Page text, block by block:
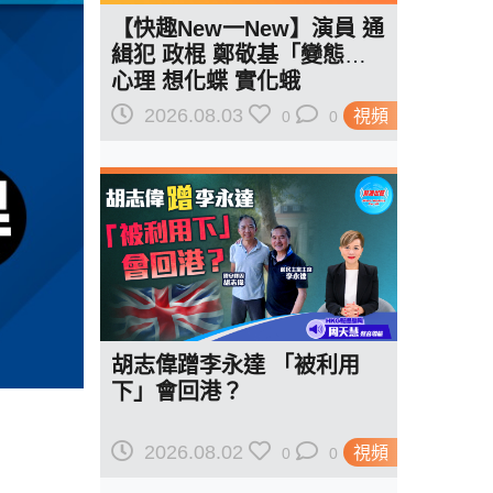
視頻
【快趣New一New】演員 通
緝犯 政棍 鄭敬基「變態」
心理 想化蝶 實化蛾
2026.08.03 0 0
視頻
胡志偉蹭李永達 「被利用
下」會回港？
2026.08.02 0 0